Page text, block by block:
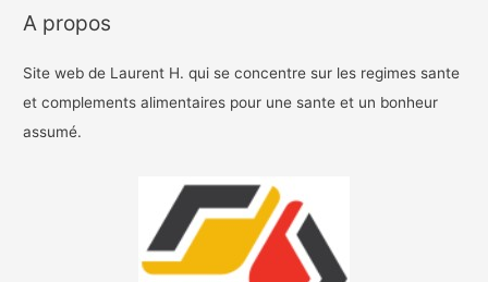
A propos
Site web de Laurent H. qui se concentre sur les regimes sante
et complements alimentaires pour une sante et un bonheur
assumé.